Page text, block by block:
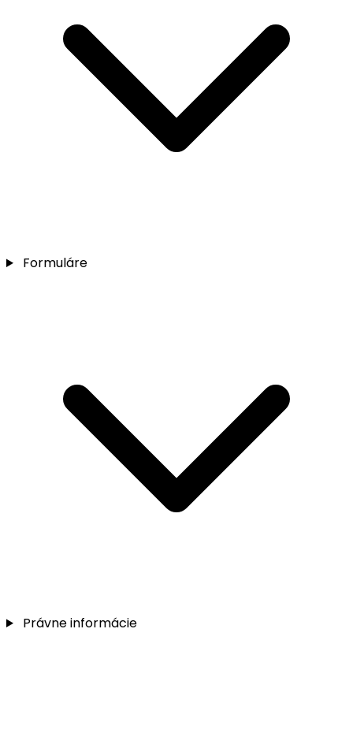
Formuláre
Právne informácie